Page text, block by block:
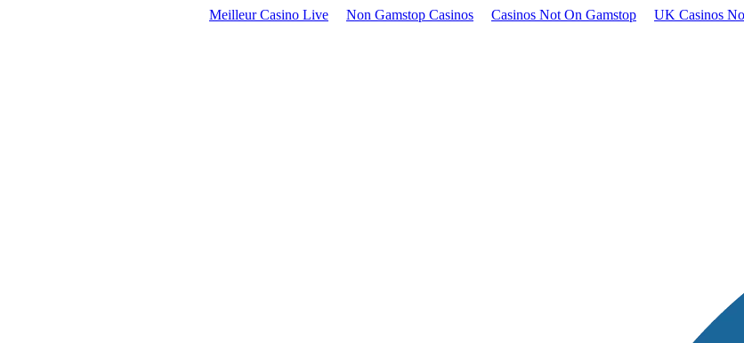
Meilleur Casino Live Non Gamstop Casinos Casinos Not On Gamstop UK Casinos